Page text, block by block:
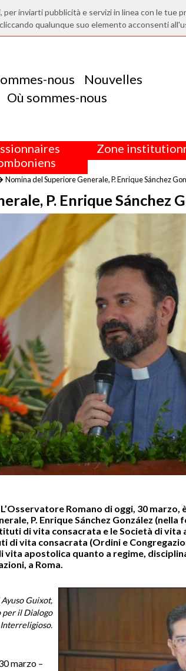
inviarti pubblicità e servizi in linea con le tue
qualunque suo elemento acconsenti
nous
Nouvelles
Où sommes-nous
Zone
Nomina del Superiore Generale, P. Enrique Sánchez
P. Enrique Sánchez
Romano di oggi, 30
P. Enrique Sánchez González (nella
di vita consacrata e le Società di vita
di vita consacrata (Ordini e
vita apostolica quanto a regime,
a Roma.
Guixot,
per il Dialogo
Interreligioso.
marzo –